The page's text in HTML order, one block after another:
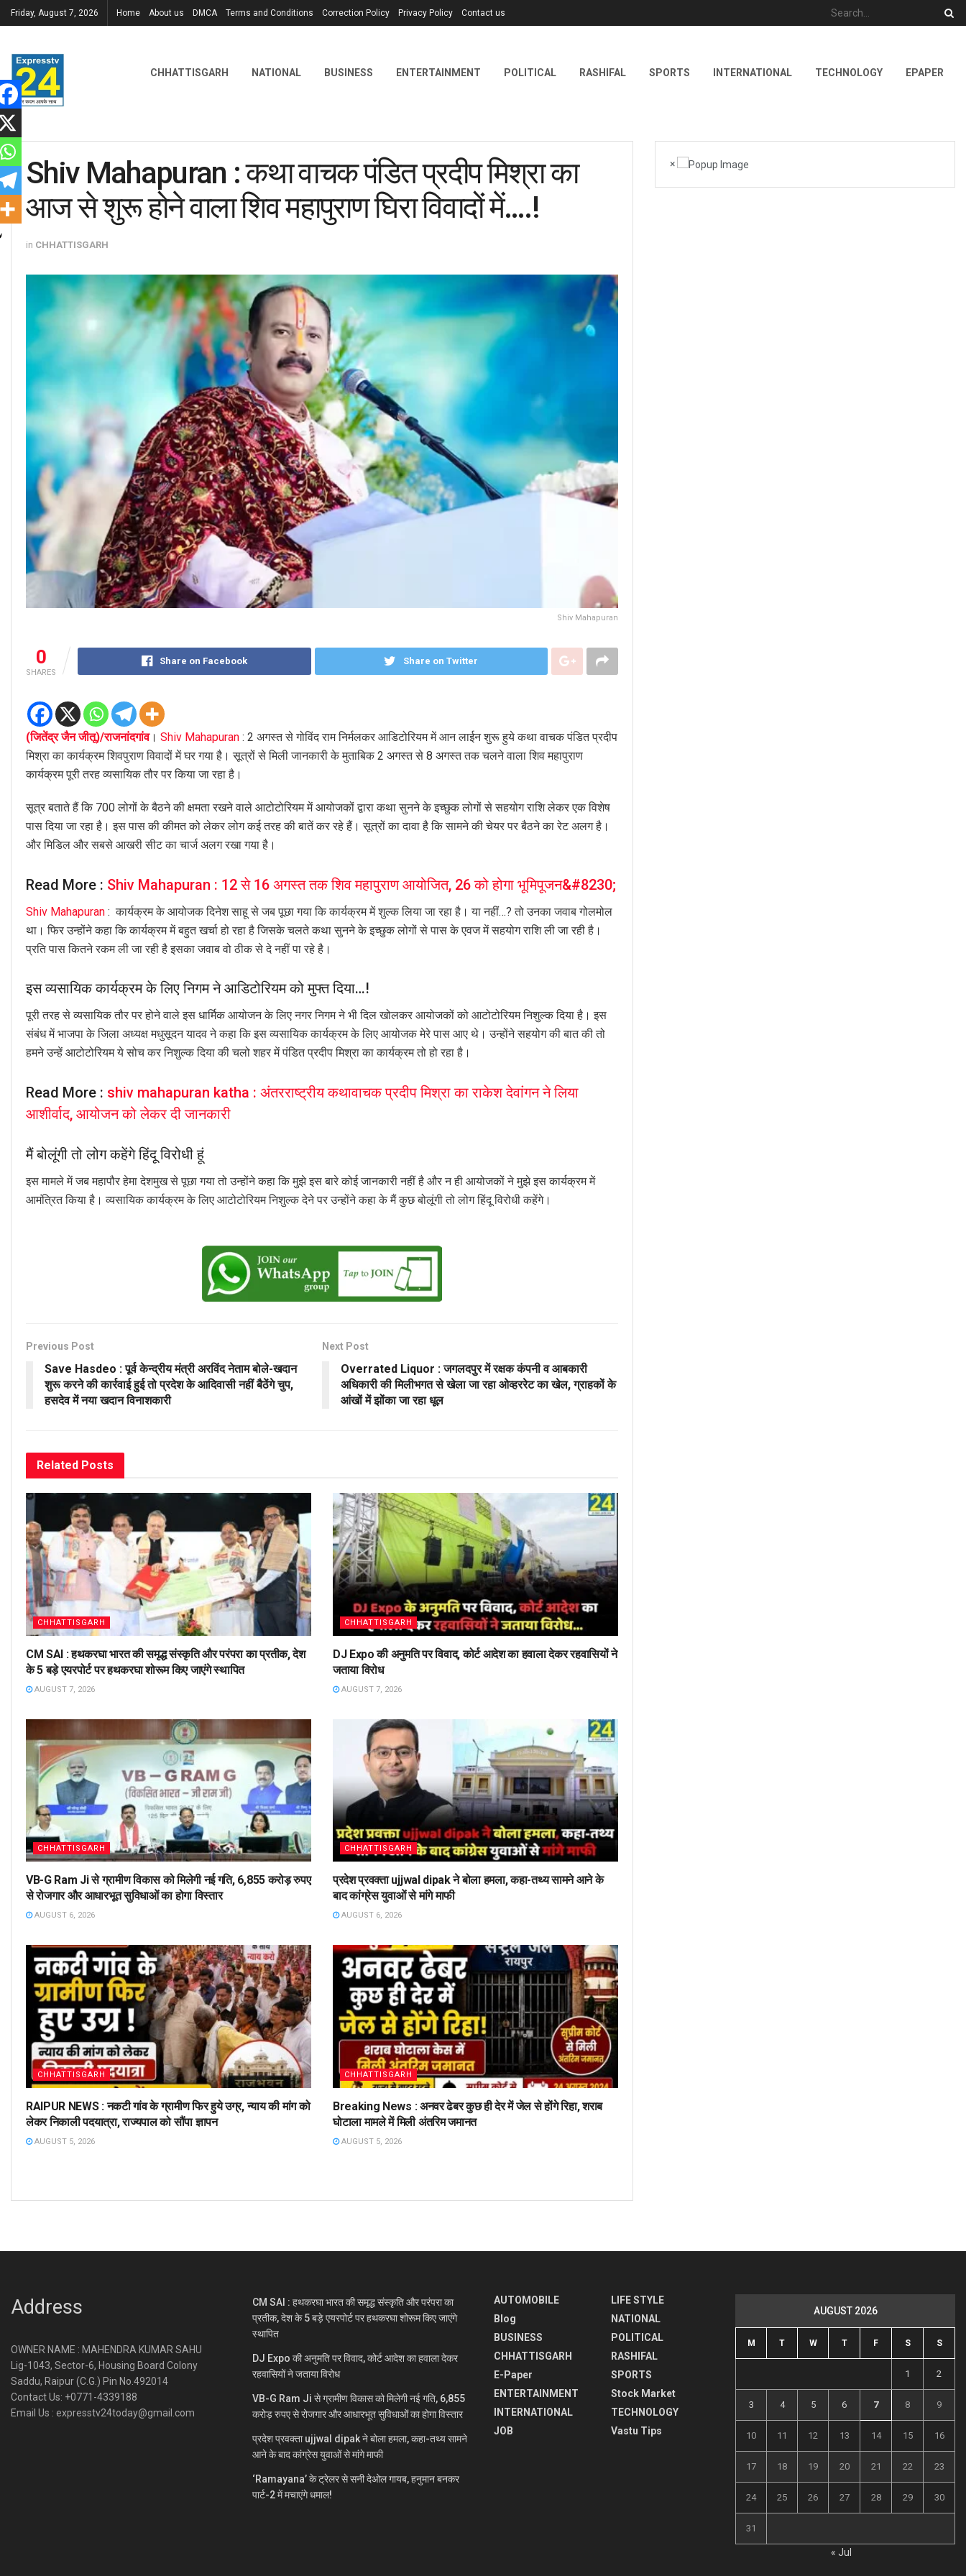
Friday, August 7, 2026 Home About us DMCA Terms and Conditions Correction Policy Privacy Policy Contact us
CHHATTISGARH NATIONAL BUSINESS ENTERTAINMENT POLITICAL RASHIFAL SPORTS INTERNATIONAL TECHNOLOGY EPAPER
Shiv Mahapuran : कथा वाचक पंडित प्रदीप मिश्रा का
आज से शुरू होने वाला शिव महापुराण घिरा विवादों में….!
in CHHATTISGARH
Shiv Mahapuran
0
SHARES
Share on Facebook Share on Twitter
(जितेंद्र जैन जीतू)/राजनांदगांव। Shiv Mahapuran : 2 अगस्त से गोविंद राम निर्मलकर आडिटोरियम में आन लाईन शुरू हुये कथा वाचक पंडित प्रदीप
मिश्रा का कार्यक्रम शिवपुराण विवादों में घर गया है। सूत्रों से मिली जानकारी के मुताबिक 2 अगस्त से 8 अगस्त तक चलने वाला शिव महापुराण
कार्यक्रम पूरी तरह व्यसायिक तौर पर किया जा रहा है।
सूत्र बताते हैं कि 700 लोगों के बैठने की क्षमता रखने वाले आटोटोरियम में आयोजकों द्वारा कथा सुनने के इच्छुक लोगों से सहयोग राशि लेकर एक विशेष
पास दिया जा रहा है। इस पास की कीमत को लेकर लोग कई तरह की बातें कर रहे हैं। सूत्रों का दावा है कि सामने की चेयर पर बैठने का रेट अलग है।
और मिडिल और सबसे आखरी सीट का चार्ज अलग रखा गया है।
Read More : Shiv Mahapuran : 12 से 16 अगस्त तक शिव महापुराण आयोजित, 26 को होगा भूमिपूजन&#8230;
Shiv Mahapuran : कार्यक्रम के आयोजक दिनेश साहू से जब पूछा गया कि कार्यक्रम में शुल्क लिया जा रहा है। या नहीं…? तो उनका जवाब गोलमोल
था। फिर उन्होंने कहा कि कार्यक्रम में बहुत खर्चा हो रहा है जिसके चलते कथा सुनने के इच्छुक लोगों से पास के एवज में सहयोग राशि ली जा रही है।
प्रति पास कितने रकम ली जा रही है इसका जवाब वो ठीक से दे नहीं पा रहे है।
इस व्यसायिक कार्यक्रम के लिए निगम ने आडिटोरियम को मुफ्त दिया…!
पूरी तरह से व्यसायिक तौर पर होने वाले इस धार्मिक आयोजन के लिए नगर निगम ने भी दिल खोलकर आयोजकों को आटोटोरियम निशुल्क दिया है। इस
संबंध में भाजपा के जिला अध्यक्ष मधुसूदन यादव ने कहा कि इस व्यसायिक कार्यक्रम के लिए आयोजक मेरे पास आए थे। उन्होंने सहयोग की बात की तो
हमने उन्हें आटोटोरियम ये सोच कर निशुल्क दिया की चलो शहर में पंडित प्रदीप मिश्रा का कार्यक्रम तो हो रहा है।
Read More : shiv mahapuran katha : अंतरराष्ट्रीय कथावाचक प्रदीप मिश्रा का राकेश देवांगन ने लिया
आशीर्वाद, आयोजन को लेकर दी जानकारी
मैं बोलूंगी तो लोग कहेंगे हिंदू विरोधी हूं
इस मामले में जब महापौर हेमा देशमुख से पूछा गया तो उन्होंने कहा कि मुझे इस बारे कोई जानकारी नहीं है और न ही आयोजकों ने मुझे इस कार्यक्रम में
आमंत्रित किया है। व्यसायिक कार्यक्रम के लिए आटोटोरियम निशुल्क देने पर उन्होंने कहा के मैं कुछ बोलूंगी तो लोग हिंदू विरोधी कहेंगे।
Previous Post
Save Hasdeo : पूर्व केन्द्रीय मंत्री अरविंद नेताम बोले-खदान
शुरू करने की कार्रवाई हुई तो प्रदेश के आदिवासी नहीं बैठेंगे चुप,
हसदेव में नया खदान विनाशकारी
Next Post
Overrated Liquor : जगलदपुर में रक्षक कंपनी व आबकारी
अधिकारी की मिलीभगत से खेला जा रहा ओव्हररेट का खेल, ग्राहकों के
आंखों में झोंका जा रहा धूल
Related Posts
CHHATTISGARH
CM SAI : हथकरघा भारत की समृद्ध संस्कृति और परंपरा का प्रतीक, देश
के 5 बड़े एयरपोर्ट पर हथकरघा शोरूम किए जाएंगे स्थापित
AUGUST 7, 2026
CHHATTISGARH
DJ Expo की अनुमति पर विवाद, कोर्ट आदेश का हवाला देकर रहवासियों ने
जताया विरोध
AUGUST 7, 2026
CHHATTISGARH
VB-G Ram Ji से ग्रामीण विकास को मिलेगी नई गति, 6,855 करोड़ रुपए
से रोजगार और आधारभूत सुविधाओं का होगा विस्तार
AUGUST 6, 2026
CHHATTISGARH
प्रदेश प्रवक्ता ujjwal dipak ने बोला हमला, कहा-तथ्य सामने आने के
बाद कांग्रेस युवाओं से मांगे माफी
AUGUST 6, 2026
CHHATTISGARH
RAIPUR NEWS : नकटी गांव के ग्रामीण फिर हुये उग्र, न्याय की मांग को
लेकर निकाली पदयात्रा, राज्यपाल को सौंपा ज्ञापन
AUGUST 5, 2026
CHHATTISGARH
Breaking News : अनवर ढेबर कुछ ही देर में जेल से होंगे रिहा, शराब
घोटाला मामले में मिली अंतरिम जमानत
AUGUST 5, 2026
×
Address
OWNER NAME : MAHENDRA KUMAR SAHU
Lig-1043, Sector-6, Housing Board Colony
Saddu, Raipur (C.G.) Pin No.492014
Contact Us: +0771-4339188
Email Us : expresstv24today@gmail.com
CM SAI : हथकरघा भारत की समृद्ध संस्कृति और परंपरा का
प्रतीक, देश के 5 बड़े एयरपोर्ट पर हथकरघा शोरूम किए जाएंगे
स्थापित
DJ Expo की अनुमति पर विवाद, कोर्ट आदेश का हवाला देकर
रहवासियों ने जताया विरोध
VB-G Ram Ji से ग्रामीण विकास को मिलेगी नई गति, 6,855
करोड़ रुपए से रोजगार और आधारभूत सुविधाओं का होगा विस्तार
प्रदेश प्रवक्ता ujjwal dipak ने बोला हमला, कहा-तथ्य सामने
आने के बाद कांग्रेस युवाओं से मांगे माफी
‘Ramayana’ के ट्रेलर से सनी देओल गायब, हनुमान बनकर
पार्ट-2 में मचाएंगे धमाल!
AUTOMOBILE
Blog
BUSINESS
CHHATTISGARH
E-Paper
ENTERTAINMENT
INTERNATIONAL
JOB
LIFE STYLE
NATIONAL
POLITICAL
RASHIFAL
SPORTS
Stock Market
TECHNOLOGY
Vastu Tips
AUGUST 2026
M T W T F S S
1 2
3 4 5 6 7 8 9
10 11 12 13 14 15 16
17 18 19 20 21 22 23
24 25 26 27 28 29 30
31
« Jul